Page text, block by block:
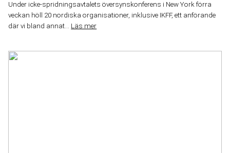
Under icke-spridningsavtalets översynskonferens i New York förra
veckan höll 20 nordiska organisationer, inklusive IKFF, ett anförande
där vi bland annat... Läs mer